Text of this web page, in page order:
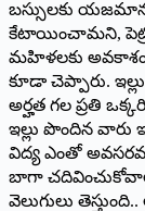
బస్సులకు
కేటాయించామని,
మహిళలకు అవకాశం
కూడా చెప్పారు.
అర్హత గల ప్రతి
ఇల్లు పొందిన వారు
విద్య ఎంతో
బాగా
వెలుగులు